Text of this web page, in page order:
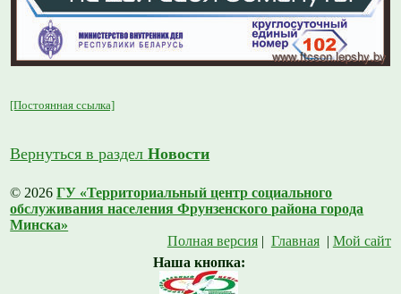
[Постоянная ссылка]
Вернуться в разделНовости
© 2026ГУ «Территориальный центр социального
обслуживания населения Фрунзенского района города
Минска»
Полная версия| Главная| Мой сайт
Наша кнопка: